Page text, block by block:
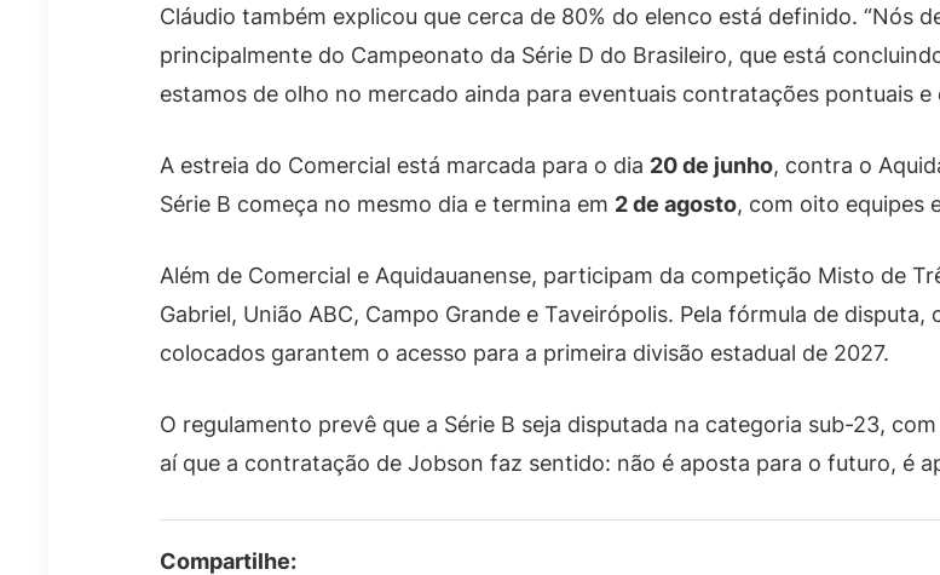
Cláudio também explicou que cerca de 80% do elenco está definido. “Nós
principalmente do Campeonato da Série D do Brasileiro, que está
estamos de olho no mercado ainda para eventuais contratações pontuais
A estreia do Comercial está marcada para o dia 20 de junho, contra o
Série B começa no mesmo dia e termina em 2 de agosto, com oito equipes
Além de Comercial e Aquidauanense, participam da competição Misto de
Gabriel, União ABC, Campo Grande e Taveirópolis. Pela fórmula de
colocados garantem o acesso para a primeira divisão estadual de 2027.
O regulamento prevê que a Série B seja disputada na categoria sub-23,
aí que a contratação de Jobson faz sentido: não é aposta para o futuro, é
Compartilhe: